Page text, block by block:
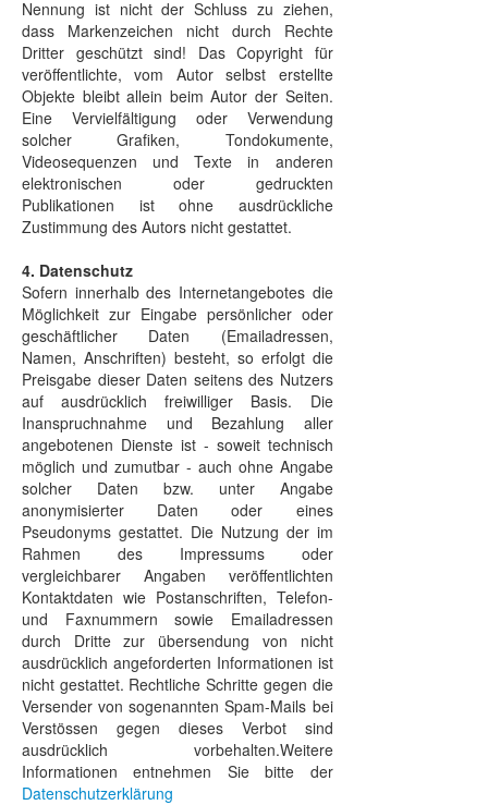
Nennung ist nicht der Schluss zu ziehen,
dass Markenzeichen nicht durch Rechte
Dritter geschützt sind! Das Copyright für
veröffentlichte, vom Autor selbst erstellte
Objekte bleibt allein beim Autor der Seiten.
Eine Vervielfältigung oder Verwendung
solcher Grafiken, Tondokumente,
Videosequenzen und Texte in anderen
elektronischen oder gedruckten
Publikationen ist ohne ausdrückliche
Zustimmung des Autors nicht gestattet.
4. Datenschutz
Sofern innerhalb des Internetangebotes die
Möglichkeit zur Eingabe persönlicher oder
geschäftlicher Daten (Emailadressen,
Namen, Anschriften) besteht, so erfolgt die
Preisgabe dieser Daten seitens des Nutzers
auf ausdrücklich freiwilliger Basis. Die
Inanspruchnahme und Bezahlung aller
angebotenen Dienste ist - soweit technisch
möglich und zumutbar - auch ohne Angabe
solcher Daten bzw. unter Angabe
anonymisierter Daten oder eines
Pseudonyms gestattet. Die Nutzung der im
Rahmen des Impressums oder
vergleichbarer Angaben veröffentlichten
Kontaktdaten wie Postanschriften, Telefon-
und Faxnummern sowie Emailadressen
durch Dritte zur übersendung von nicht
ausdrücklich angeforderten Informationen ist
nicht gestattet. Rechtliche Schritte gegen die
Versender von sogenannten Spam-Mails bei
Verstössen gegen dieses Verbot sind
ausdrücklich vorbehalten.Weitere
Informationen entnehmen Sie bitte der
Datenschutzerklärung